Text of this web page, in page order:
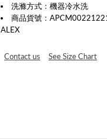
洗滌方式：機器冷水洗
商品貨號：
ALEX
Contact us See Size Chart